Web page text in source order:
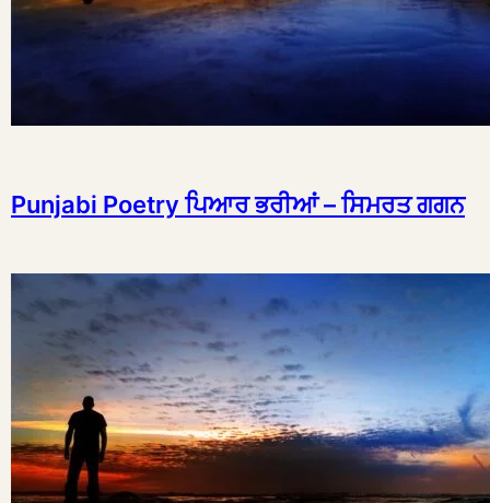
Punjabi Poetry ਪਿਆਰ ਭਰੀਆਂ – ਸਿਮਰਤ ਗਗਨ